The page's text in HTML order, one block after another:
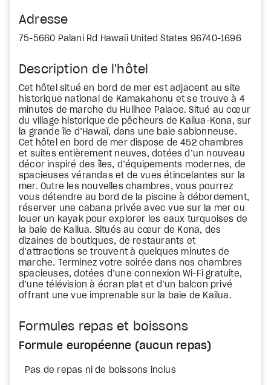
Adresse
75-5660 Palani Rd Hawaii United States 96740-1696
Description de l'hôtel
Cet hôtel situé en bord de mer est adjacent au site
historique national de Kamakahonu et se trouve à 4
minutes de marche du Hulihee Palace. Situé au cœur
du village historique de pêcheurs de Kailua-Kona, sur
la grande île d’Hawaï, dans une baie sablonneuse.
Cet hôtel en bord de mer dispose de 452 chambres
et suites entièrement neuves, dotées d’un nouveau
décor inspiré des îles, d’équipements modernes, de
spacieuses vérandas et de vues étincelantes sur la
mer. Outre les nouvelles chambres, vous pourrez
vous détendre au bord de la piscine à débordement,
réserver une cabana privée avec vue sur la mer ou
louer un kayak pour explorer les eaux turquoises de
la baie de Kailua. Situés au cœur de Kona, des
dizaines de boutiques, de restaurants et
d’attractions se trouvent à quelques minutes de
marche. Terminez votre soirée dans nos chambres
spacieuses, dotées d’une connexion Wi-Fi gratuite,
d’une télévision à écran plat et d’un balcon privé
offrant une vue imprenable sur la baie de Kailua.
Formules repas et boissons
Formule européenne (aucun repas)
Pas de repas ni de boissons inclus